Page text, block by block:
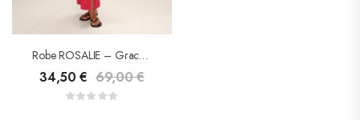
Robe ROSALIE – Grace & Mila
34,50€ 69,00€